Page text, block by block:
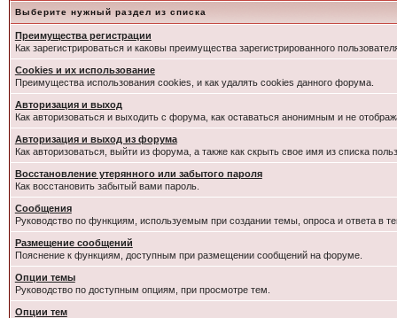
Выберите нужный раздел из списка
Преимущества регистрации
Как зарегистрироваться и каковы преимущества зарегистрированного
Cookies и их использование
Преимущества использования cookies, и как удалять cookies данного форума.
Авторизация и выход
Как авторизоваться и выходить с форума, как оставаться анонимным и не
Авторизация и выход из форума
Как авторизоваться, выйти из форума, а также как скрыть свое имя из списка
Восстановление утерянного или забытого пароля
Как восстановить забытый вами пароль.
Сообщения
Руководство по функциям, используемым при создании темы, опроса и ответа в
Размещение сообщений
Пояснение к функциям, доступным при размещении сообщений на форуме.
Опции темы
Руководство по доступным опциям, при просмотре тем.
Опции тем